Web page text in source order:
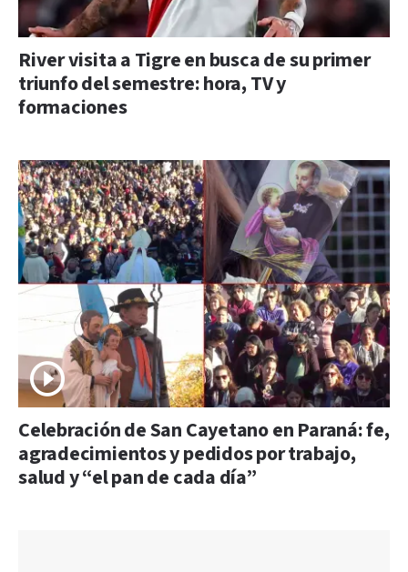
River visita a Tigre en busca de su primer
triunfo del semestre: hora, TV y
formaciones
Celebración de San Cayetano en Paraná: fe,
agradecimientos y pedidos por trabajo,
salud y “el pan de cada día”